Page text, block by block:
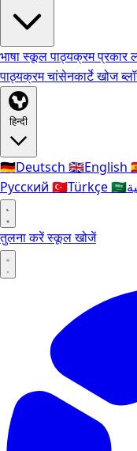
भाषा स्कूलपाठ्यक्रम प्रकार
पाठ्यक्रमचांसेनकार्टेखोज
हिन्दी
🇩🇪Deutsch 🇬🇧English
Русский 🇹🇷Türkçe🇸🇦
तुलना करेंस्कूल खोजें